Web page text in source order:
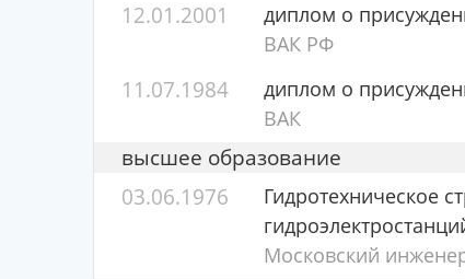
12.01.2001
диплом о
ВАК РФ
11.07.1984 диплом о
ВАК
высшее образование
03.06.1976
Гидротехническое
Московский